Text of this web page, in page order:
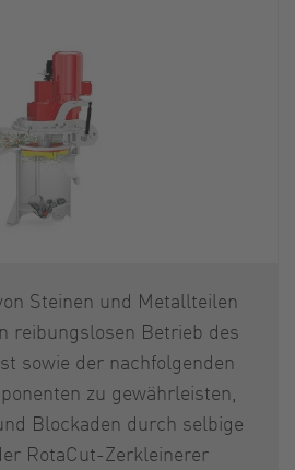
Steinen und Metallteilen
reibungslosen Betrieb des
sowie der nachfolgenden
zu gewährleisten,
Blockaden durch selbige
RotaCut-Zerkleinerer